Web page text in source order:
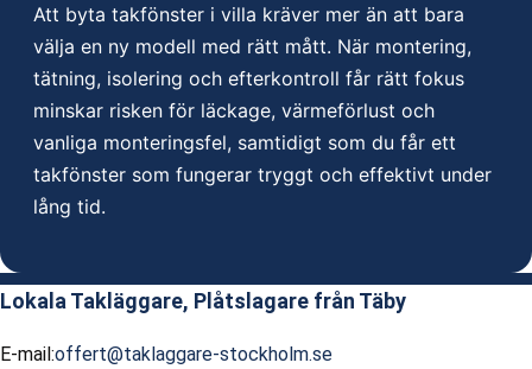
Att byta takfönster i villa kräver mer än att bara
välja en ny modell med rätt mått. När montering,
tätning, isolering och efterkontroll får rätt fokus
minskar risken för läckage, värmeförlust och
vanliga monteringsfel, samtidigt som du får ett
takfönster som fungerar tryggt och effektivt under
lång tid.
Lokala Takläggare, Plåtslagare från Täby
E-mail:offert@taklaggare-stockholm.se